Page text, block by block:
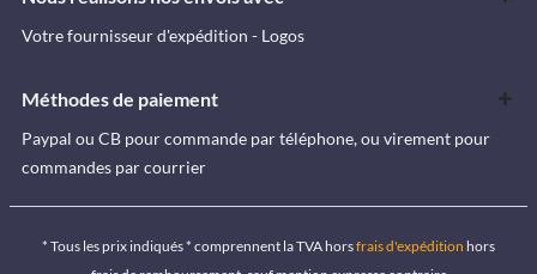
Votre fournisseur d'expédition - Logos
Méthodes de paiement
Paypal ou CB pour commande par téléphone, ou virement pour
commandes par courrier
* Tous les prix indiqués * comprennent la TVA horsfrais d'expédition hors